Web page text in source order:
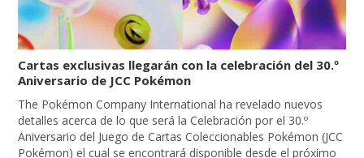
Cartas exclusivas llegarán con la celebración del 30.º
Aniversario de JCC Pokémon
The Pokémon Company International ha revelado nuevos
detalles acerca de lo que será la Celebración por el 30.º
Aniversario del Juego de Cartas Coleccionables Pokémon (JCC
Pokémon) el cual se encontrará disponible desde el próximo